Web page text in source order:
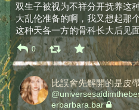
双生子被视为不祥分开抚养这
大乱伦准备的啊，我又想起那
这种天各一方的骨科长大后见
0
比誤會先解開的是皮
@
erbarbara.bar